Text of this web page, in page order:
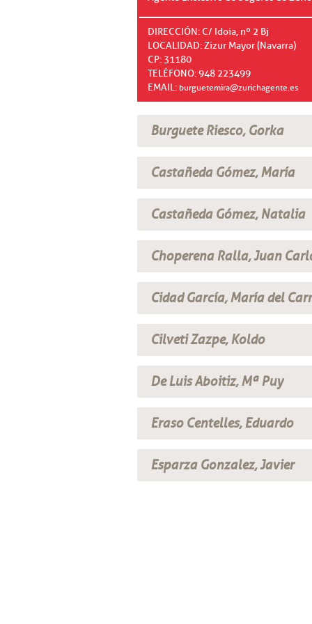
DIRECCIÓN: C/ Idoia, nº 2 Bj
LOCALIDAD: Zizur Mayor (Navarra)
CP: 31180
TELÉFONO: 948 223499
EMAIL: burguetemira@zurichagente.es
Burguete Riesco, Gorka
Castañeda Gómez, María
Castañeda Gómez, Natalia
Choperena Ralla, Juan
Cidad García, María del
Cilveti Zazpe, Koldo
De Luis Aboitiz, Mª Puy
Eraso Centelles, Eduardo
Esparza Gonzalez, Javier